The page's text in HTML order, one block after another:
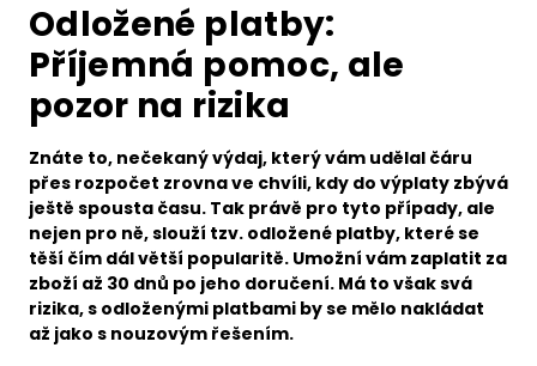
Odložené platby:
Příjemná pomoc, ale
pozor na rizika
Znáte to, nečekaný výdaj, který vám udělal čáru
přes rozpočet zrovna ve chvíli, kdy do výplaty zbývá
ještě spousta času. Tak právě pro tyto případy, ale
nejen pro ně, slouží tzv. odložené platby, které se
těší čím dál větší popularitě. Umožní vám zaplatit za
zboží až 30 dnů po jeho doručení. Má to však svá
rizika, s odloženými platbami by se mělo nakládat
až jako s nouzovým řešením.